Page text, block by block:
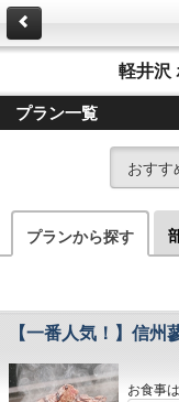
軽井沢
プラン一覧
おすす
プランから探す
【一番人気！】信州
お食事